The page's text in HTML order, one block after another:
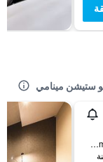
ستيشن مينامي
Minami 7jo Nishi3Cho-me 425, سابورو, اليابان